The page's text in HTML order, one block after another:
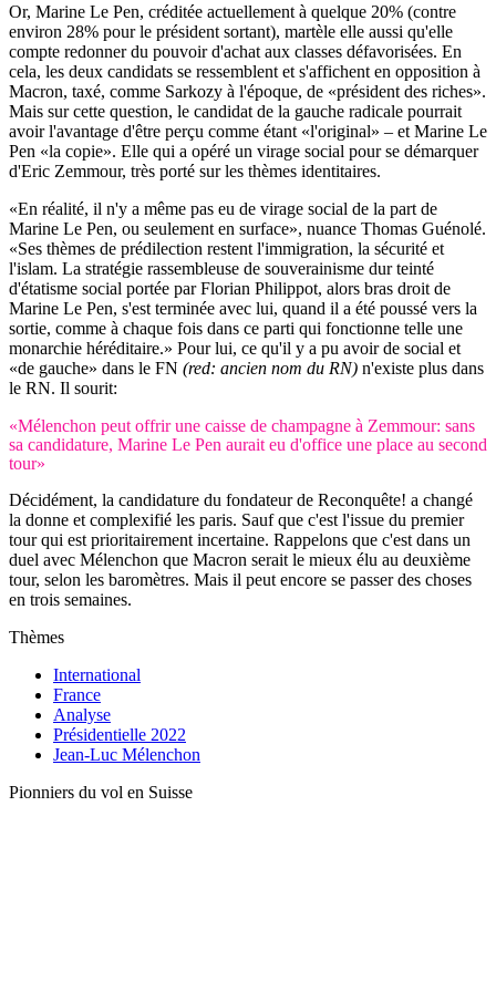
Or, Marine Le Pen, créditée actuellement à quelque 20% (contre
environ 28% pour le président sortant), martèle elle aussi qu'elle
compte redonner du pouvoir d'achat aux classes défavorisées. En
cela, les deux candidats se ressemblent et s'affichent en opposition à
Macron, taxé, comme Sarkozy à l'époque, de «président des riches».
Mais sur cette question, le candidat de la gauche radicale pourrait
avoir l'avantage d'être perçu comme étant «l'original» – et Marine Le
Pen «la copie». Elle qui a opéré un virage social pour se démarquer
d'Eric Zemmour, très porté sur les thèmes identitaires.
«En réalité, il n'y a même pas eu de virage social de la part de
Marine Le Pen, ou seulement en surface», nuance Thomas Guénolé.
«Ses thèmes de prédilection restent l'immigration, la sécurité et
l'islam. La stratégie rassembleuse de souverainisme dur teinté
d'étatisme social portée par Florian Philippot, alors bras droit de
Marine Le Pen, s'est terminée avec lui, quand il a été poussé vers la
sortie, comme à chaque fois dans ce parti qui fonctionne telle une
monarchie héréditaire.» Pour lui, ce qu'il y a pu avoir de social et
«de gauche» dans le FN (red: ancien nom du RN) n'existe plus dans
le RN. Il sourit:
«Mélenchon peut offrir une caisse de champagne à Zemmour: sans
sa candidature, Marine Le Pen aurait eu d'office une place au second
tour»
Décidément, la candidature du fondateur de Reconquête! a changé
la donne et complexifié les paris. Sauf que c'est l'issue du premier
tour qui est prioritairement incertaine. Rappelons que c'est dans un
duel avec Mélenchon que Macron serait le mieux élu au deuxième
tour, selon les baromètres. Mais il peut encore se passer des choses
en trois semaines.
Thèmes
International
France
Analyse
Présidentielle 2022
Jean-Luc Mélenchon
Pionniers du vol en Suisse